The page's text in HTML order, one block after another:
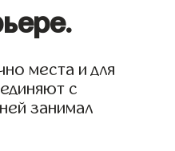
места и для
с
занимал